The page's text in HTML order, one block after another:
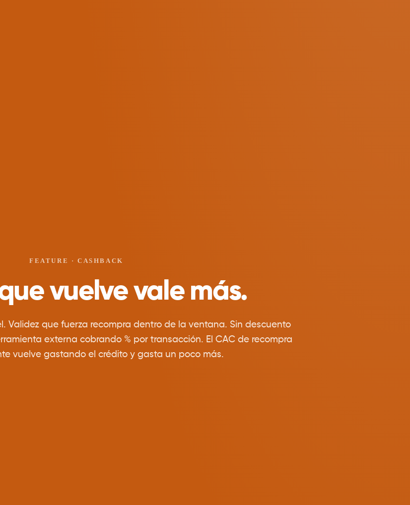
FEATURE · CASHBACK
vuelve vale más.
Validez que fuerza recompra dentro de la ventana. Sin descuento
externa cobrando % por transacción. El CAC de recompra
vuelve gastando el crédito y gasta un poco más.